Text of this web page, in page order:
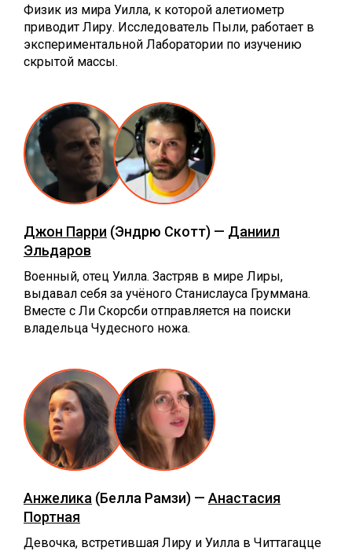
Физик из мира Уилла, к которой алетиометр
приводит Лиру. Исследователь Пыли, работает в
экспериментальной Лаборатории по изучению
скрытой массы.
Джон Парри (Эндрю Скотт) — Даниил
Эльдаров
Военный, отец Уилла. Застряв в мире Лиры,
выдавал себя за учёного Станислауса Груммана.
Вместе с Ли Скорсби отправляется на поиски
владельца Чудесного ножа.
Анжелика (Белла Рамзи) — Анастасия
Портная
Девочка, встретившая Лиру и Уилла в Читтагацце